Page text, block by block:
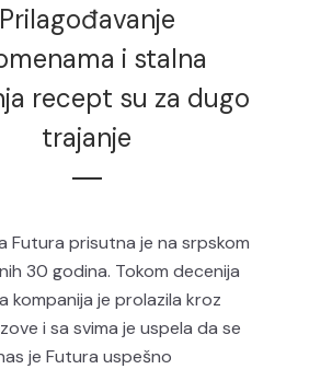
Prilagođavanje
i stalna
recept su za dugo
trajanje
Futura prisutna je na srpskom
30 godina. Tokom decenija
kompanija je prolazila kroz
i sa svima je uspela da se
je Futura uspešno